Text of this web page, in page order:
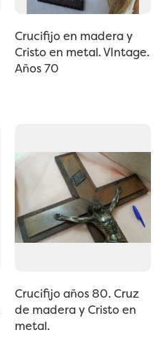
Crucifijo en madera y
Cristo en metal. VIntage.
Años 70
Crucifijo años 80. Cruz
de madera y Cristo en
metal.